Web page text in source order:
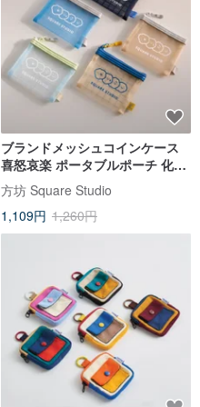
ブランドメッシュコインケース
喜怒哀楽 ポータブルポーチ 化粧
ポーチ 小物入れ
方坊 Square Studio
1,109円 1,260円